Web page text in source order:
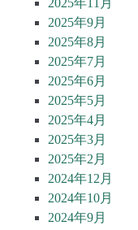
2025年9月
2025年8月
2025年7月
2025年6月
2025年5月
2025年4月
2025年3月
2025年2月
2024年12月
2024年10月
2024年9月